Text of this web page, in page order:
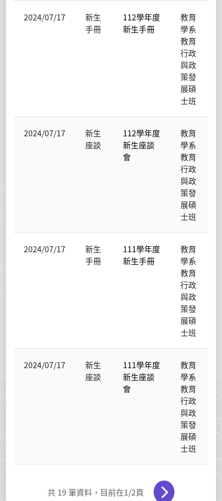
2024/07/17
新生
手冊
112學年度
新生手冊
教育
學系
教育
行政
與政
策發
展碩
士班
2024/07/17
新生
座談
112學年度
新生座談
會
教育
學系
教育
行政
與政
策發
展碩
士班
2024/07/17
新生
手冊
111學年度
新生手冊
教育
學系
教育
行政
與政
策發
展碩
士班
2024/07/17
新生
座談
111學年度
新生座談
會
教育
學系
教育
行政
與政
策發
展碩
士班
共 19 筆資料，目前在1/2頁